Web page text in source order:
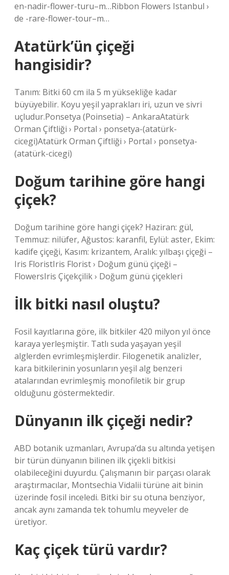
en-nadir-flower-turu–m…Ribbon Flowers Istanbul ›
de -rare-flower-tour–m…
Atatürk’ün çiçeği
hangisidir?
Tanım: Bitki 60 cm ila 5 m yüksekliğe kadar
büyüyebilir. Koyu yeşil yaprakları iri, uzun ve sivri
uçludur.Ponsetya (Poinsetia) – AnkaraAtatürk
Orman Çiftliği › Portal › ponsetya-(atatürk-
cicegi)Atatürk Orman Çiftliği › Portal › ponsetya-
(atatürk-cicegi)
Doğum tarihine göre hangi
çiçek?
Doğum tarihine göre hangi çiçek? Haziran: gül,
Temmuz: nilüfer, Ağustos: karanfil, Eylül: aster, Ekim:
kadife çiçeği, Kasım: krizantem, Aralık: yılbaşı çiçeği –
Iris FloristIris Florist › Doğum günü çiçeği –
FlowersIris Çiçekçilik › Doğum günü çiçekleri
İlk bitki nasıl oluştu?
Fosil kayıtlarına göre, ilk bitkiler 420 milyon yıl önce
karaya yerleşmiştir. Tatlı suda yaşayan yeşil
alglerden evrimleşmişlerdir. Filogenetik analizler,
kara bitkilerinin yosunların yeşil alg benzeri
atalarından evrimleşmiş monofiletik bir grup
olduğunu göstermektedir.
Dünyanın ilk çiçeği nedir?
ABD botanik uzmanları, Avrupa’da su altında yetişen
bir türün dünyanın bilinen ilk çiçekli bitkisi
olabileceğini duyurdu. Çalışmanın bir parçası olarak
araştırmacılar, Montsechia Vidalii türüne ait binin
üzerinde fosil inceledi. Bitki bir su otuna benziyor,
ancak aynı zamanda tek tohumlu meyveler de
üretiyor.
Kaç çiçek türü vardır?